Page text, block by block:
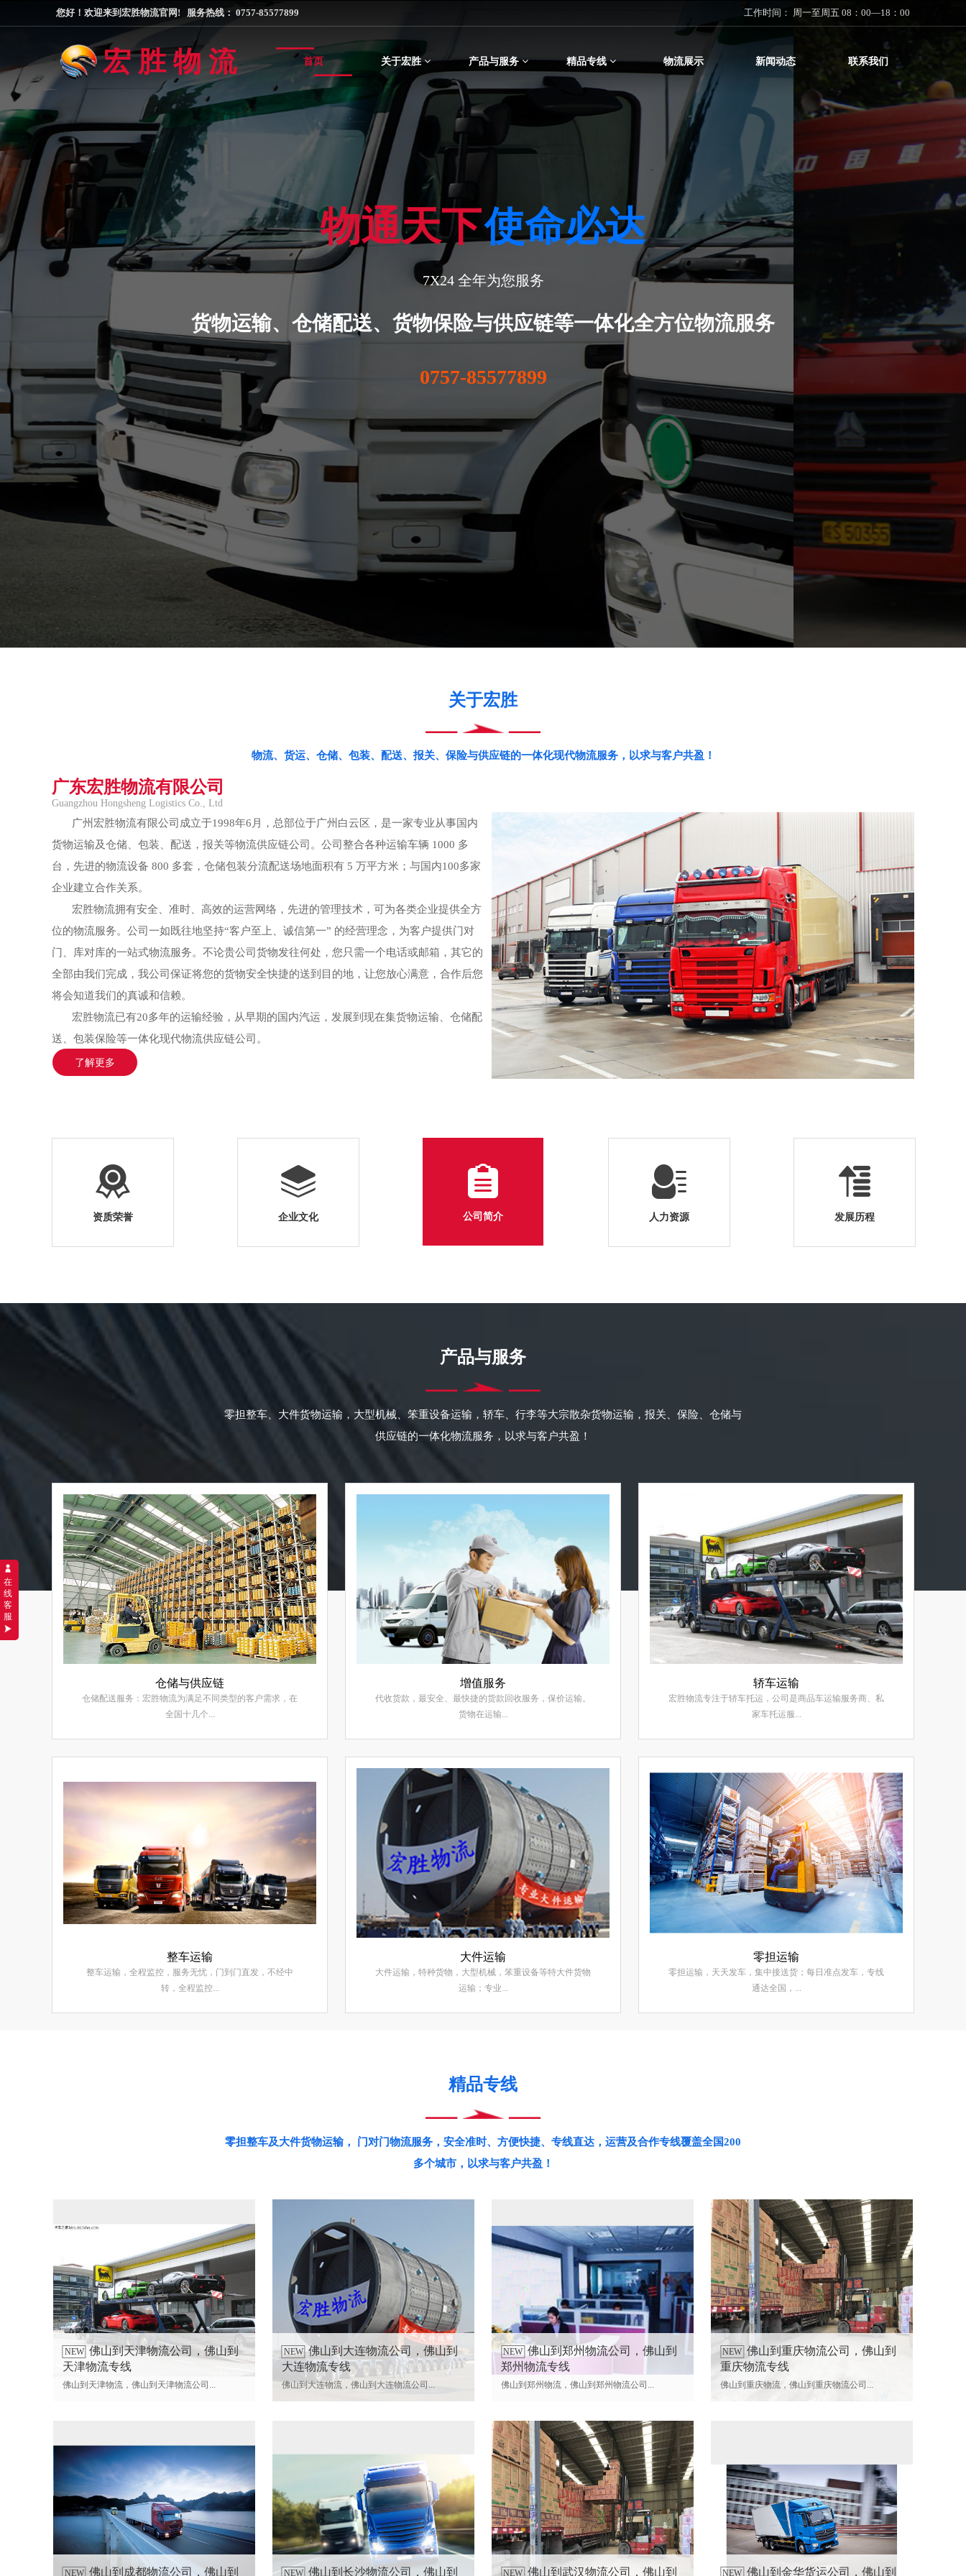
您好！欢迎来到宏胜物流官网! 服务热线： 0757-85577899 工作时间： 周一至周五 08：00—18：00
宏 胜 物 流 首页 关于宏胜 产品与服务 精品专线 物流展示 新闻动态 联系我们
物通天下
货物运输、仓储配送、货物保险与供应链等一体化全方位物流服务
7X24 全年为您服务
使命必达
0757-85577899
广东宏胜物流有限公司
Guangzhou Hongsheng Logistics Co., Ltd
关于宏胜
物流、货运、仓储、包装、配送、报关、保险与供应链的一体化现代物流服务，以求与客户共盈！
广州宏胜物流有限公司成立于1998年6月，总部位于广州白云区，是一家专业从事国内
货物运输及仓储、包装、配送，报关等物流供应链公司。公司整合各种运输车辆 1000 多
台，先进的物流设备 800 多套，仓储包装分流配送场地面积有 5 万平方米；与国内100多家
企业建立合作关系。
宏胜物流拥有安全、准时、高效的运营网络，先进的管理技术，可为各类企业提供全方
位的物流服务。公司一如既往地坚持“客户至上、诚信第一” 的经营理念，为客户提供门对
门、库对库的一站式物流服务。不论贵公司货物发往何处，您只需一个电话或邮箱，其它的
全部由我们完成，我公司保证将您的货物安全快捷的送到目的地，让您放心满意，合作后您
将会知道我们的真诚和信赖。
宏胜物流已有20多年的运输经验，从早期的国内汽运，发展到现在集货物运输、仓储配
送、包装保险等一体化现代物流供应链公司。
了解更多
资质荣誉 企业文化 公司简介 人力资源 发展历程
产品与服务
零担整车、大件货物运输，大型机械、笨重设备运输，轿车、行李等大宗散杂货物运输，报关、保险、仓储与
供应链的一体化物流服务，以求与客户共盈！
仓储与供应链
仓储配送服务：宏胜物流为满足不同类型的客户需求，在
全国十几个...
增值服务
代收货款，最安全、最快捷的货款回收服务，保价运输。
货物在运输...
轿车运输
宏胜物流专注于轿车托运，公司是商品车运输服务商、私
家车托运服...
整车运输
整车运输，全程监控，服务无忧，门到门直发，不经中
转，全程监控...
大件运输
大件运输，特种货物，大型机械，笨重设备等特大件货物
运输；专业...
零担运输
零担运输，天天发车，集中接送货；每日准点发车，专线
通达全国，...
精品专线
零担整车及大件货物运输， 门对门物流服务，安全准时、方便快捷、专线直达，运营及合作专线覆盖全国200
多个城市，以求与客户共盈！
NEW 佛山到天津物流公司，佛山到
天津物流专线
佛山到天津物流，佛山到天津物流公司...
NEW 佛山到大连物流公司，佛山到
大连物流专线
佛山到大连物流，佛山到大连物流公司...
NEW 佛山到郑州物流公司，佛山到
郑州物流专线
佛山到郑州物流，佛山到郑州物流公司...
NEW 佛山到重庆物流公司，佛山到
重庆物流专线
佛山到重庆物流，佛山到重庆物流公司...
NEW 佛山到成都物流公司，佛山到 NEW 佛山到长沙物流公司，佛山到 NEW 佛山到武汉物流公司，佛山到 NEW 佛山到金华货运公司，佛山到
在
线
客
服